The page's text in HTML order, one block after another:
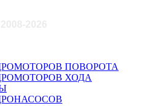
ПОВОРОТА
ХОДА